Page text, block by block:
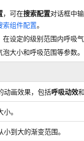
，可在搜索配置对话框中
索组件配置。
设定的级别范围内呼吸
大小和呼吸范围等参数。
动画效果，包括呼吸动效和
。
到大的渐变范围。